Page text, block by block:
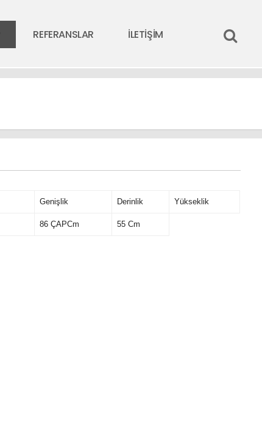
REFERANSLAR İLETİŞİM
Genişlik Derinlik Yükseklik
86 ÇAPCm 55 Cm